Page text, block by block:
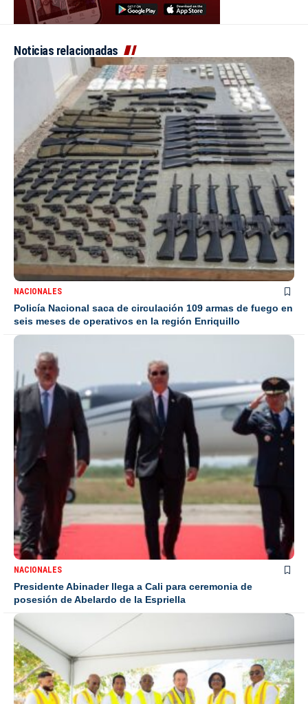
Noticias relacionadas
NACIONALES
Policía Nacional saca de circulación 109 armas de fuego en
seis meses de operativos en la región Enriquillo
NACIONALES
Presidente Abinader llega a Cali para ceremonia de
posesión de Abelardo de la Espriella